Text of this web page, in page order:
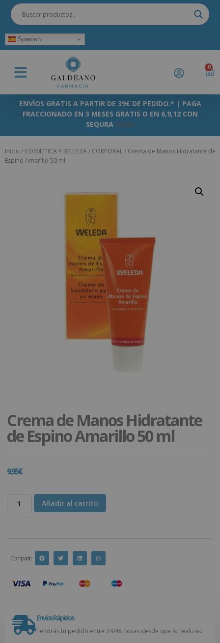
Spanish
0
ENVÍOS GRATIS A PARTIR DE 39€ DE PEDIDO.* | PAGA
FRACCIONADO EN 3 MESES GRATIS O EN 6,9,12 CON
SEQURA +info
Inicio / COSMÉTICA Y BELLEZA/ CORPORAL/ Crema de Manos Hidratante de
Espino Amarillo 50 ml
Crema de Manos Hidratante
de Espino Amarillo 50 ml
9.95€
Añadir al carrito
Compartir :
Envíos Rápidos
Tendrás tu pedido entre 24/48 horas desde que lo realizas.